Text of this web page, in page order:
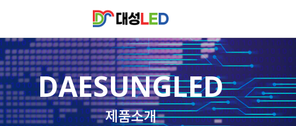
DAESUNGLED
제품소개